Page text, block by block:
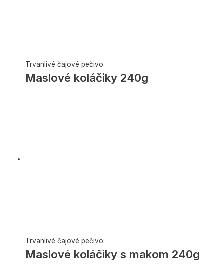
Trvanlivé čajové pečivo
Maslové koláčiky 240g
Trvanlivé čajové pečivo
Maslové koláčiky s makom 240g